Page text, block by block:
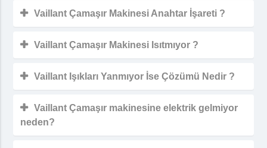
Vaillant Çamaşır Makinesi Anahtar İşareti ?
Vaillant Çamaşır Makinesi Isıtmıyor ?
Vaillant Işıkları Yanmıyor İse Çözümü Nedir ?
Vaillant Çamaşır makinesine elektrik gelmiyor
neden?